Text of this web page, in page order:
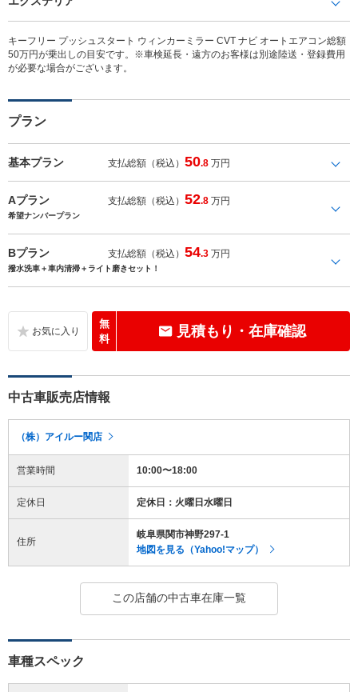
キーフリー プッシュスタート ウィンカーミラー CVT ナビ オートエアコン総額
50万円が乗出しの目安です。※車検延長・遠方のお客様は別途陸送・登録費用
が必要な場合がございます。
プラン
基本プラン 支払総額（税込）50.8 万円
Aプラン 支払総額（税込）52.8 万円
希望ナンバープラン
Bプラン 支払総額（税込）54.3 万円
撥水洗車＋車内清掃＋ライト磨きセット！
無
料
見積もり・在庫確認
中古車販売店情報
（株）アイルー関店
営業時間 10:00〜18:00
定休日 定休日：火曜日水曜日
住所
岐阜県関市神野297-1
地図を見る（Yahoo!マップ）
この店舗の中古車在庫一覧
車種スペック